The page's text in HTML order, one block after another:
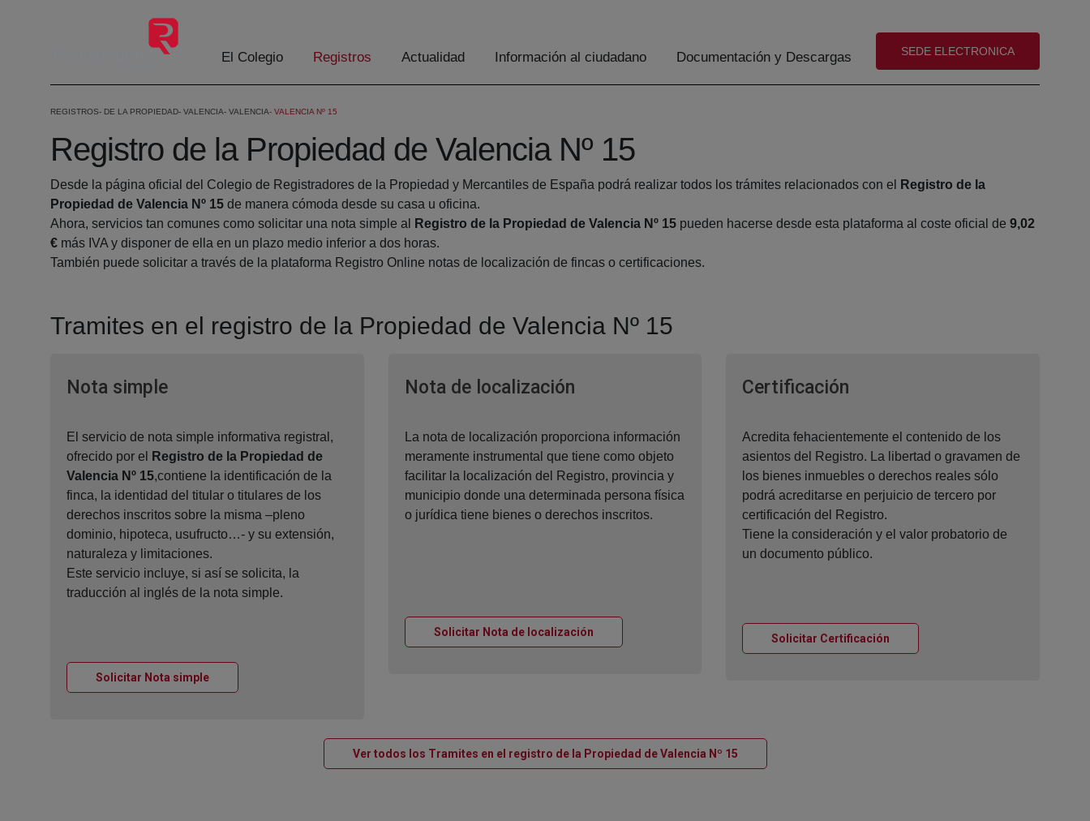
El Colegio Registros Actualidad Información al ciudadano Documentación y Descargas (abre en nueva ventana)
SEDE ELECTRONICA
REGISTROS DE LA PROPIEDAD VALENCIA VALENCIA VALENCIA Nº 15
Registro de la Propiedad de Valencia Nº 15
Desde la página oficial del Colegio de Registradores de la Propiedad y Mercantiles de España podrá realizar todos los trámites relacionados con el
Registro de la
Propiedad de Valencia Nº 15 de manera cómoda desde su casa u oficina.
Ahora, servicios tan comunes como solicitar una nota simple al
Registro de la Propiedad de Valencia Nº 15 pueden hacerse desde esta plataforma al coste oficial de 9,02
€ más IVA y disponer de ella en un plazo medio inferior a dos horas.
También puede solicitar a través de la plataforma Registro Online notas de localización de fincas o certificaciones.
Tramites en el registro de la Propiedad de Valencia Nº 15
Nota simpleVentana nueva
El servicio de nota simple informativa registral,
ofrecido por el
Registro de la Propiedad de
Valencia Nº 15,contiene la identificación de la
finca, la identidad del titular o titulares de los
derechos inscritos sobre la misma –pleno
dominio, hipoteca, usufructo…- y su extensión,
naturaleza y limitaciones.
Este servicio incluye, si así se solicita, la
traducción al inglés de la nota simple.
Solicitar Nota simpleVentana nueva
Nota de localizaciónVentana nueva
La nota de localización proporciona información
meramente instrumental que tiene como objeto
facilitar la localización del Registro, provincia y
municipio donde una determinada persona física
o jurídica tiene bienes o derechos inscritos.
Solicitar Nota de localizaciónVentana nueva
Certificación
Acredita fehacientemente el contenido de los
asientos del Registro. La libertad o gravamen de
los bienes inmuebles o derechos reales sólo
podrá acreditarse en perjuicio de tercero por
certificación del Registro.
Tiene la consideración y el valor probatorio de
un documento público.
Solicitar Certificación
Ver todos los Tramites en el registro de la Propiedad de Valencia Nº 15Ventana nueva